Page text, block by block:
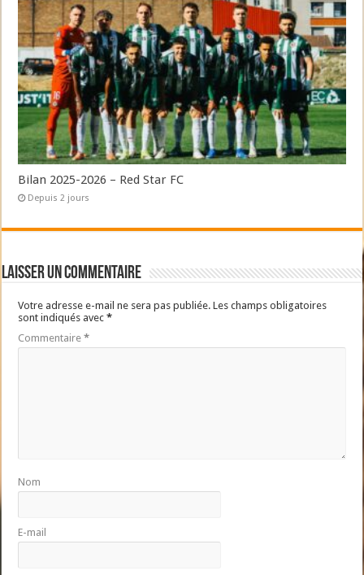
Bilan 2025-2026 – Red Star FC
Depuis 2 jours
Laisser un commentaire
Votre adresse e-mail ne sera pas publiée. Les champs obligatoires
sont indiqués avec*
Commentaire*
Nom
E-mail